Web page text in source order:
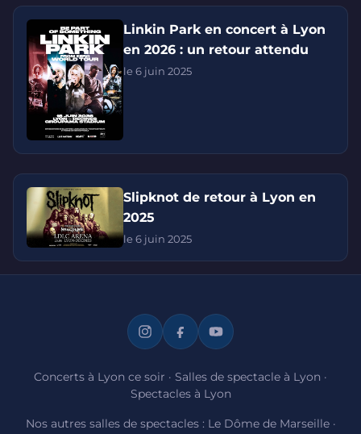
Linkin Park en concert à Lyon
en 2026 : un retour attendu
le 6 juin 2025
Slipknot de retour à Lyon en
2025
le 6 juin 2025
Concerts à Lyon ce soir · Salles de spectacle à Lyon ·
Spectacles à Lyon
Nos autres salles de spectacles : Le Dôme de Marseille·